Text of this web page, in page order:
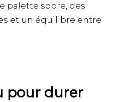
palette sobre, des
et un équilibre entre
pour durer